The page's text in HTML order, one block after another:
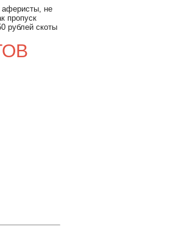
аферисты, не
пропуск
рублей скоты